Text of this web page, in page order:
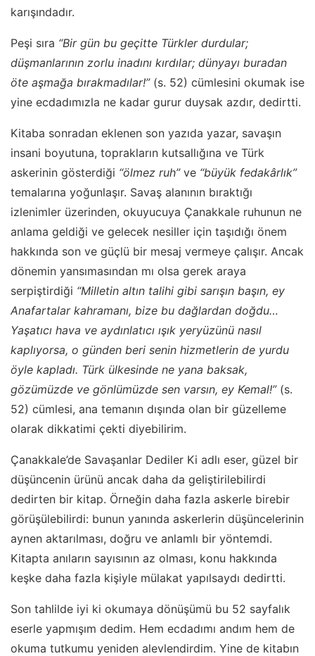
karışındadır.
Peşi sıra “Bir gün bu geçitte Türkler durdular;
düşmanlarının zorlu inadını kırdılar; dünyayı buradan
öte aşmağa bırakmadılar!”(s. 52) cümlesini okumak ise
yine ecdadımızla ne kadar gurur duysak azdır, dedirtti.
Kitaba sonradan eklenen son yazıda yazar, savaşın
insani boyutuna, toprakların kutsallığına ve Türk
askerinin gösterdiği “ölmez ruh”ve “büyük fedakârlık”
temalarına yoğunlaşır. Savaş alanının bıraktığı
izlenimler üzerinden, okuyucuya Çanakkale ruhunun ne
anlama geldiği ve gelecek nesiller için taşıdığı önem
hakkında son ve güçlü bir mesaj vermeye çalışır. Ancak
dönemin yansımasından mı olsa gerek araya
serpiştirdiği “Milletin altın talihi gibi sarışın başın, ey
Anafartalar kahramanı, bize bu dağlardan doğdu…
Yaşatıcı hava ve aydınlatıcı ışık yeryüzünü nasıl
kaplıyorsa, o günden beri senin hizmetlerin de yurdu
öyle kapladı. Türk ülkesinde ne yana baksak,
gözümüzde ve gönlümüzde sen varsın, ey Kemal!”(s.
52) cümlesi, ana temanın dışında olan bir güzelleme
olarak dikkatimi çekti diyebilirim.
Çanakkale’de Savaşanlar Dediler Ki adlı eser, güzel bir
düşüncenin ürünü ancak daha da geliştirilebilirdi
dedirten bir kitap. Örneğin daha fazla askerle birebir
görüşülebilirdi: bunun yanında askerlerin düşüncelerinin
aynen aktarılması, doğru ve anlamlı bir yöntemdi.
Kitapta anıların sayısının az olması, konu hakkında
keşke daha fazla kişiyle mülakat yapılsaydı dedirtti.
Son tahlilde iyi ki okumaya dönüşümü bu 52 sayfalık
eserle yapmışım dedim. Hem ecdadımı andım hem de
okuma tutkumu yeniden alevlendirdim. Yine de kitabın